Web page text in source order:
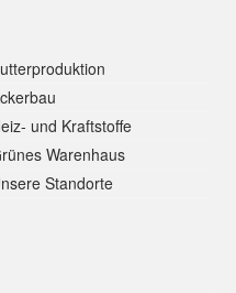
und Kraftstoffe
Warenhaus
Standorte